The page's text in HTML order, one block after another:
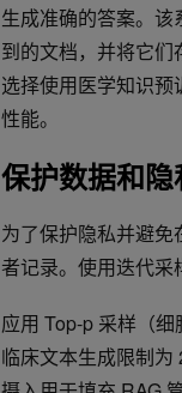
生成准确的答案。该
到的文档，并将它
选择使用医学知识
性能。
保护数据和隐
为了保护隐私并避
者记录。使用迭代
应用 Top-p 采样（
临床文本生成限制